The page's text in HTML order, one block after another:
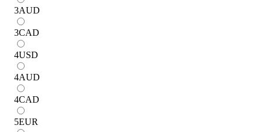
3AUD
3CAD
4USD
4AUD
4CAD
5EUR